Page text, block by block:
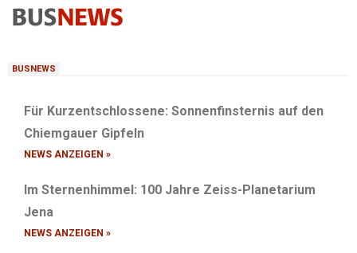
BUSNEWS
Für Kurzentschlossene: Sonnenfinsternis auf den
Chiemgauer Gipfeln
NEWS ANZEIGEN »
Im Sternenhimmel: 100 Jahre Zeiss-Planetarium
Jena
NEWS ANZEIGEN »